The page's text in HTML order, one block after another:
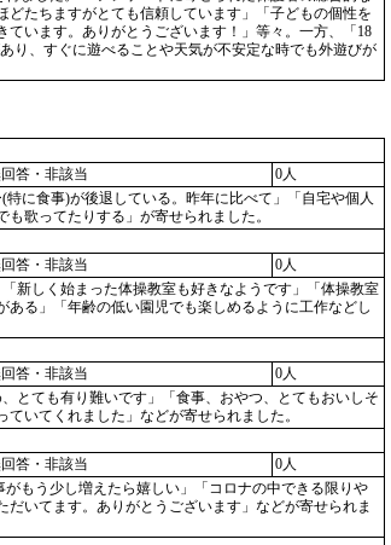
たちますがとても信頼しています」「子どもの個性を
います。ありがとうございます！」等々。一方、「18
り、すぐに遊べることや天気が不安定な時でも外遊びが
答・非該当
0人
に食事)が後退している。昨年に比べて」「自宅や個人
歌ってたりする」が寄せられました。
答・非該当
0人
新しく始まった体操教室も好きなようです」「体操教室
る」「年齢の低い園児でも楽しめるように工作などし
答・非該当
0人
とても有り難いです」「食事、おやつ、とてもおいしそ
いてくれました」などが寄せられました。
答・非該当
0人
もう少し増えたら嬉しい」「コロナの中できる限りや
いてます。ありがとうございます」などが寄せられま